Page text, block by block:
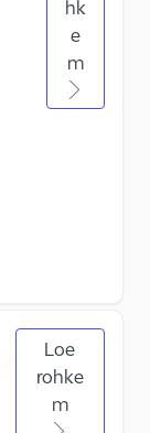
hk
e
m
Loe
rohke
m